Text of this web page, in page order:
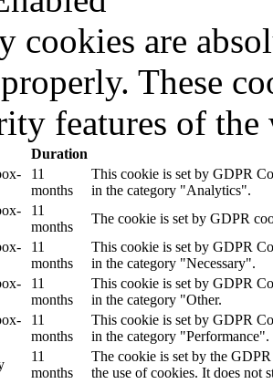
cookies are
These
features of
Duration
11
months
This cookie is set by GDPR
in the category "Analytics".
11
months
The cookie is set by GDPR
11
months
This cookie is set by GDPR
in the category "Necessary".
11
months
This cookie is set by GDPR
in the category "Other.
11
months
This cookie is set by GDPR
in the category "Performance".
11
months
The cookie is set by the
the use of cookies. It does not